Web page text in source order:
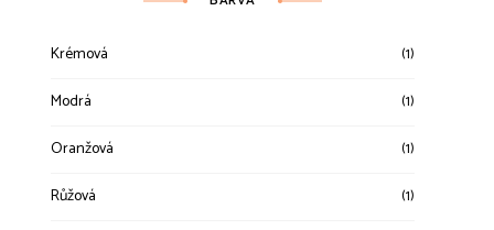
Krémová (1)
Modrá (1)
Oranžová (1)
Růžová (1)